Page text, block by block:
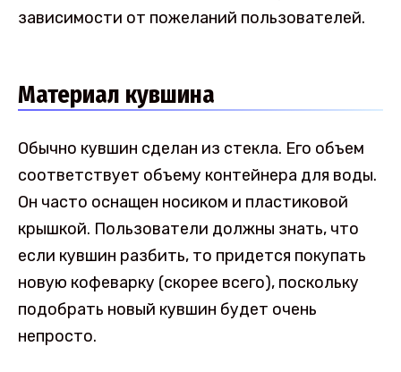
зависимости от пожеланий пользователей.
Материал кувшина
Обычно кувшин сделан из стекла. Его объем
соответствует объему контейнера для воды.
Он часто оснащен носиком и пластиковой
крышкой. Пользователи должны знать, что
если кувшин разбить, то придется покупать
новую кофеварку (скорее всего), поскольку
подобрать новый кувшин будет очень
непросто.